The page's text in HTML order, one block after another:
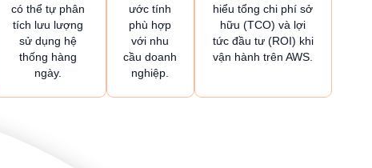
có thể tự phân
tích lưu lượng
sử dụng hệ
thống hàng
ngày.
ước tính
phù hợp
với nhu
cầu doanh
nghiệp.
hiểu tổng chi phí sở
hữu (TCO) và lợi
tức đầu tư (ROI) khi
vận hành trên AWS.